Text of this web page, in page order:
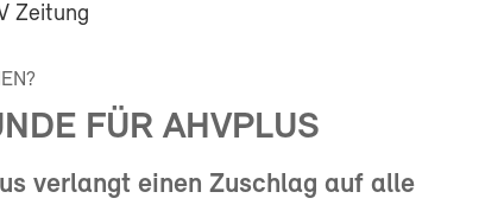
Zeitung
FÜR AHVPLUS
verlangt einen Zuschlag auf alle